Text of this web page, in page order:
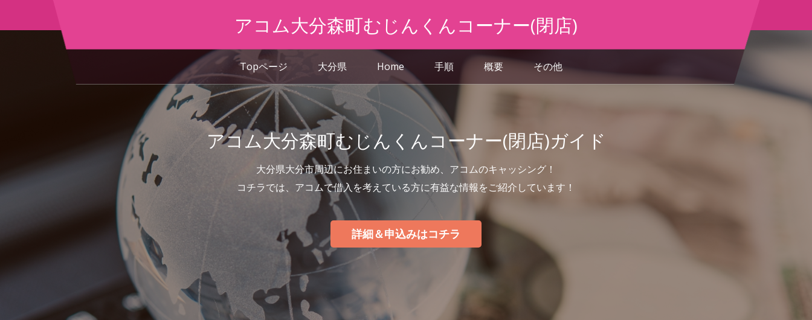
アコム大分森町むじんくんコーナー(閉店)
Topページ 大分県 Home 手順 概要 その他
アコム大分森町むじんくんコーナー(閉店)ガイド
大分県大分市周辺にお住まいの方にお勧め、アコムのキャッシング！
コチラでは、アコムで借入を考えている方に有益な情報をご紹介しています！
詳細＆申込みはコチラ